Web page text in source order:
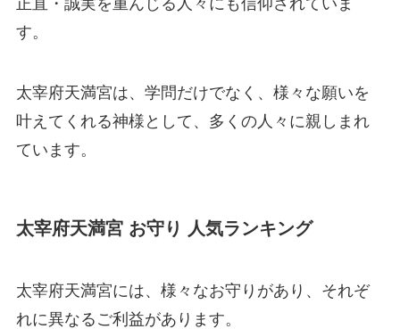
正直・誠実を重んじる人々にも信仰されていま
す。
太宰府天満宮は、学問だけでなく、様々な願いを
叶えてくれる神様として、多くの人々に親しまれ
ています。
太宰府天満宮 お守り 人気ランキング
太宰府天満宮には、様々なお守りがあり、それぞ
れに異なるご利益があります。